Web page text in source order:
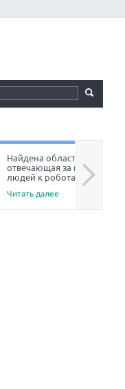
Найдена область мозга,
отвечающая за неприязнь
людей к роботам
Читать далее
Next